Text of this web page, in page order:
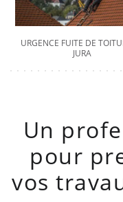
URGENCE FUITE DE
JURA
Un
pour
vos